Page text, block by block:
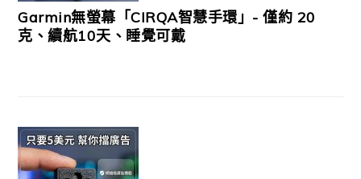
Garmin無螢幕「CIRQA智慧手環」- 僅約 20
克、續航10天、睡覺可戴